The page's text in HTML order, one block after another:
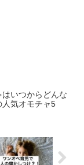
いつからどんな
気オモチャ5